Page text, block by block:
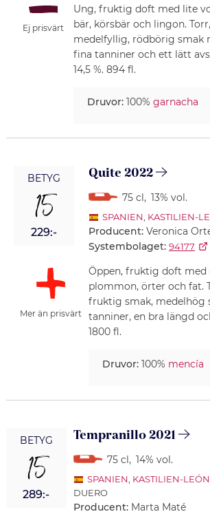
Ej prisvärt
Ung, fruktig doft med lite
bär, körsbär och lingon.
medelfyllig, rödbörig smak
fina tanniner och ett lätt
14,5 %. 894 fl.
Druvor:100% garnacha
BETYG
15
229:-
Mer än prisvärt
Quite 2022
75 cl, 13% vol.
SPANIEN KASTILIEN-
Producent: Veronica
Systembolaget: 94177
Öppen, fruktig doft med
plommon, örter och fat.
fruktig smak, medelhög
tanniner, en bra längd
1800 fl.
Druvor:100% mencía
BETYG
15
289:-
Tempranillo 2021
75 cl, 14% vol.
SPANIEN KASTILIEN-LEÓN
DUERO
Producent: Marta Maté